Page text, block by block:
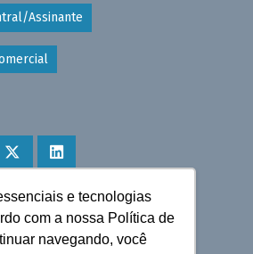
e tecnologias
com a nossa Política de
navegando, você
Assinante